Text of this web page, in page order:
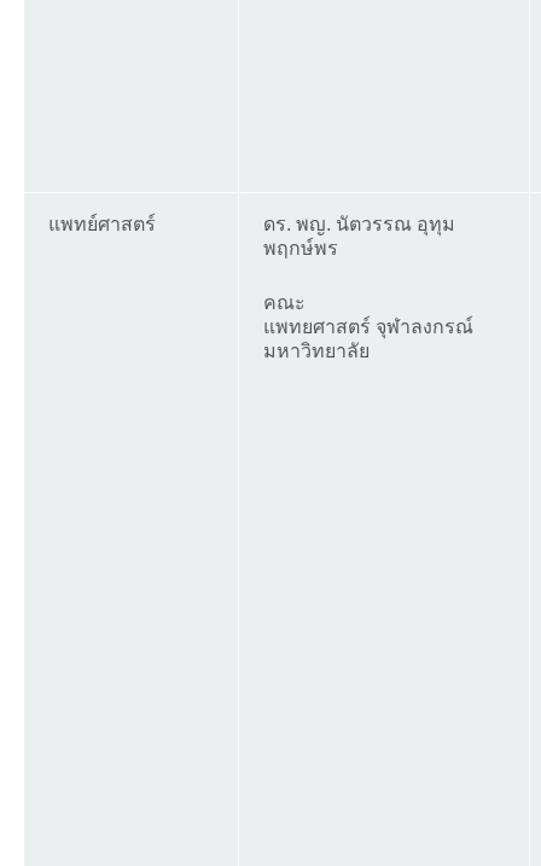
แพทย์ศาสตร์
ดร. พญ. นัตวรรณ อุทุม
พฤกษ์พร
คณะ
แพทยศาสตร์ จุฬาลงกรณ์
มหาวิทยาลัย